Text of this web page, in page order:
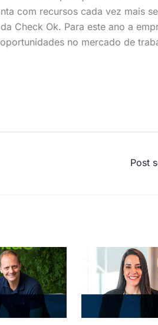
com recursos cada vez mais
Check Ok. Para este ano a
no mercado de
Post